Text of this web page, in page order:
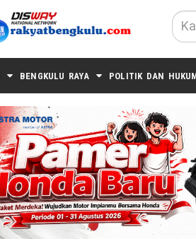
BENGKULU RAYA POLITIK DAN